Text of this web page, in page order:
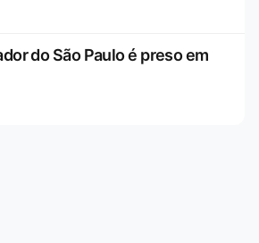
do São Paulo é preso em